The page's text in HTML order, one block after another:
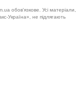
обов'язкове. Усі матеріали,
Україна», не підлягають